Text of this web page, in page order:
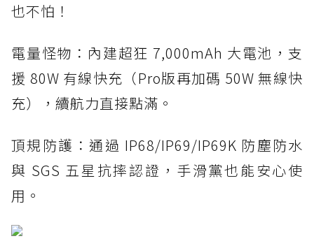
也不怕！
電量怪物：內建超狂 7,000mAh 大電池，支
援 80W 有線快充（Pro版再加碼 50W 無線快
充），續航力直接點滿。
頂規防護：通過 IP68/IP69/IP69K 防塵防水
與 SGS 五星抗摔認證，手滑黨也能安心使
用。